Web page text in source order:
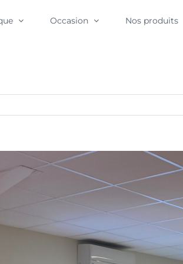
Occasion Nos produits